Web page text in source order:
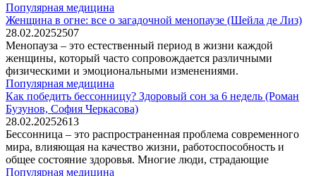
Популярная медицина
Женщина в огне: все о загадочной менопаузе (Шейла де Лиз)
28.02.20252507
Менопауза – это естественный период в жизни каждой
женщины, который часто сопровождается различными
физическими и эмоциональными изменениями.
Популярная медицина
Как победить бессонницу? Здоровый сон за 6 недель (Роман
Бузунов, София Черкасова)
28.02.20252613
Бессонница – это распространенная проблема современного
мира, влияющая на качество жизни, работоспособность и
общее состояние здоровья. Многие люди, страдающие
Популярная медицина